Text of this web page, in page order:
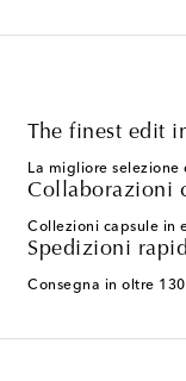
The finest edit
La migliore
Collaborazioni
Collezioni capsule in
Spedizioni
Consegna in oltre